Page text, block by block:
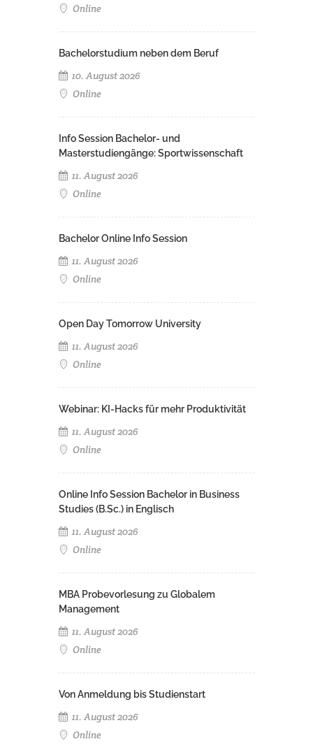
Online
Bachelorstudium neben dem Beruf
10. August 2026
Online
Info Session Bachelor- und
Masterstudiengänge: Sportwissenschaft
11. August 2026
Online
Bachelor Online Info Session
11. August 2026
Online
Open Day Tomorrow University
11. August 2026
Online
Webinar: KI-Hacks für mehr Produktivität
11. August 2026
Online
Online Info Session Bachelor in Business
Studies (B.Sc.) in Englisch
11. August 2026
Online
MBA Probevorlesung zu Globalem
Management
11. August 2026
Online
Von Anmeldung bis Studienstart
11. August 2026
Online